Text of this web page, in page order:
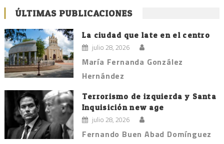
ÚLTIMAS PUBLICACIONES
La ciudad que late en el centro
julio 28, 2026
María Fernanda González
Hernández
Terrorismo de izquierda y Santa
Inquisición new age
julio 28, 2026
Fernando Buen Abad Domínguez